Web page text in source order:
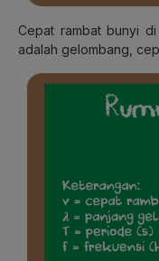
Cepat rambat bunyi
adalah gelombang,